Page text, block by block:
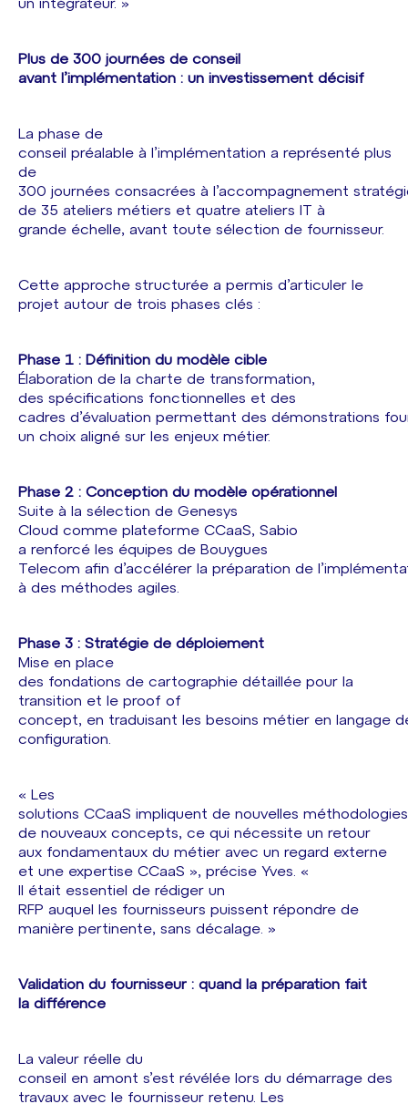
un intégrateur. »
Plus de 300 journées de conseil
avant l’implémentation : un investissement décisif
La phase de
conseil préalable à l’implémentation a représenté plus
de
300 journées consacrées à l’accompagnement
de 35 ateliers métiers et quatre ateliers IT à
grande échelle, avant toute sélection de fournisseur.
Cette approche structurée a permis d’articuler le
projet autour de trois phases clés :
Phase 1 : Définition du modèle cible
Élaboration de la charte de transformation,
des spécifications fonctionnelles et des
cadres d’évaluation permettant des démonstrations
un choix aligné sur les enjeux métier.
Phase 2 : Conception du modèle opérationnel
Suite à la sélection de Genesys
Cloud comme plateforme CCaaS, Sabio
a renforcé les équipes de Bouygues
Telecom afin d’accélérer la préparation de
à des méthodes agiles.
Phase 3 : Stratégie de déploiement
Mise en place
des fondations de cartographie détaillée pour la
transition et le proof of
concept, en traduisant les besoins métier en langage
configuration.
« Les
solutions CCaaS impliquent de nouvelles
de nouveaux concepts, ce qui nécessite un retour
aux fondamentaux du métier avec un regard externe
et une expertise CCaaS », précise Yves. «
Il était essentiel de rédiger un
RFP auquel les fournisseurs puissent répondre de
manière pertinente, sans décalage. »
Validation du fournisseur : quand la préparation fait
la différence
La valeur réelle du
conseil en amont s’est révélée lors du démarrage des
travaux avec le fournisseur retenu. Les